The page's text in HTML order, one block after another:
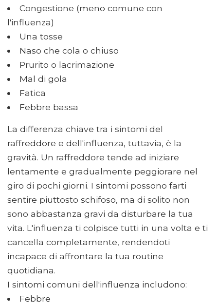
Congestione (meno comune con
l'influenza)
Una tosse
Naso che cola o chiuso
Prurito o lacrimazione
Mal di gola
Fatica
Febbre bassa
La differenza chiave tra i sintomi del
raffreddore e dell'influenza, tuttavia, è la
gravità. Un raffreddore tende ad iniziare
lentamente e gradualmente peggiorare nel
giro di pochi giorni. I sintomi possono farti
sentire piuttosto schifoso, ma di solito non
sono abbastanza gravi da disturbare la tua
vita. L'influenza ti colpisce tutti in una volta e ti
cancella completamente, rendendoti
incapace di affrontare la tua routine
quotidiana.
I sintomi comuni dell'influenza includono:
Febbre